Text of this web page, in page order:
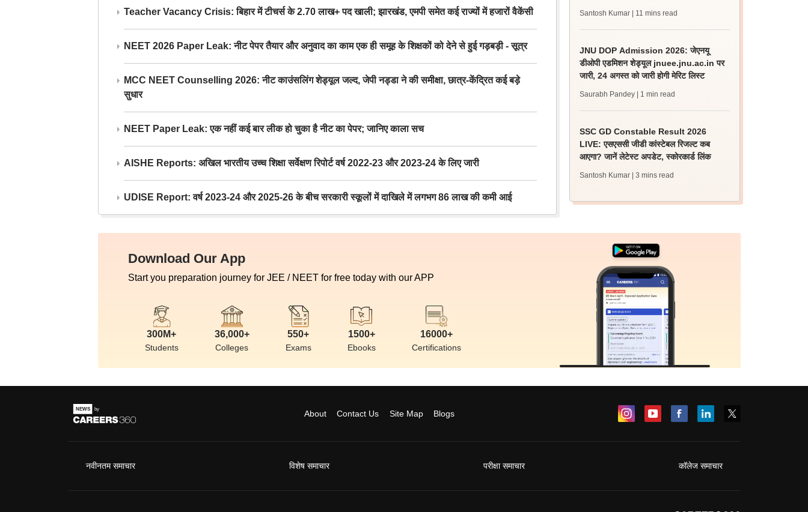
Teacher Vacancy Crisis: बिहार में टीचर्स के 2.70 लाख+ पद खाली; झारखंड, एमपी समेत कई राज्यों में हजारों वैकेंसी
NEET 2026 Paper Leak: नीट पेपर तैयार और अनुवाद का काम एक ही समूह के शिक्षकों को देने से हुई गड़बड़ी - सूत्र
MCC NEET Counselling 2026: नीट काउंसलिंग शेड्यूल जल्द, जेपी नड्डा ने की समीक्षा, छात्र-केंद्रित कई बड़े
सुधार
NEET Paper Leak: एक नहीं कई बार लीक हो चुका है नीट का पेपर; जानिए काला सच
AISHE Reports: अखिल भारतीय उच्च शिक्षा सर्वेक्षण रिपोर्ट वर्ष 2022-23 और 2023-24 के लिए जारी
UDISE Report: वर्ष 2023-24 और 2025-26 के बीच सरकारी स्कूलों में दाखिले में लगभग 86 लाख की कमी आई
Santosh Kumar | 11 mins read
JNU DOP Admission 2026: जेएनयू
डीओपी एडमिशन शेड्यूल jnuee.jnu.ac.in पर
जारी, 24 अगस्त को जारी होगी मेरिट लिस्ट
Saurabh Pandey | 1 min read
SSC GD Constable Result 2026
LIVE: एसएससी जीडी कांस्टेबल रिजल्ट कब
आएगा? जानें लेटेस्ट अपडेट, स्कोरकार्ड लिंक
Santosh Kumar | 3 mins read
Download Our App
Start you preparation journey for JEE / NEET for free today with our APP
300M+
Students
36,000+
Colleges
550+
Exams
1500+
Ebooks
16000+
Certifications
About Contact Us Site Map Blogs
नवीनतम समाचार विशेष समाचार परीक्षा समाचार कॉलेज समाचार